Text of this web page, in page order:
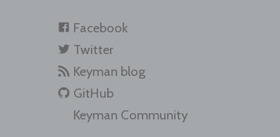
Facebook
Twitter
Keyman blog
GitHub
Keyman Community